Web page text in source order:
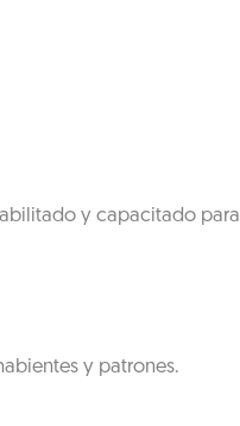
y capacitado para
y patrones.